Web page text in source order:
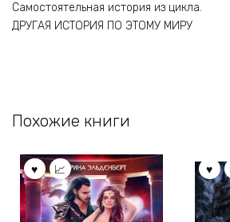
Самостоятельная история из цикла.
ДРУГАЯ ИСТОРИЯ ПО ЭТОМУ МИРУ
Похожие книги